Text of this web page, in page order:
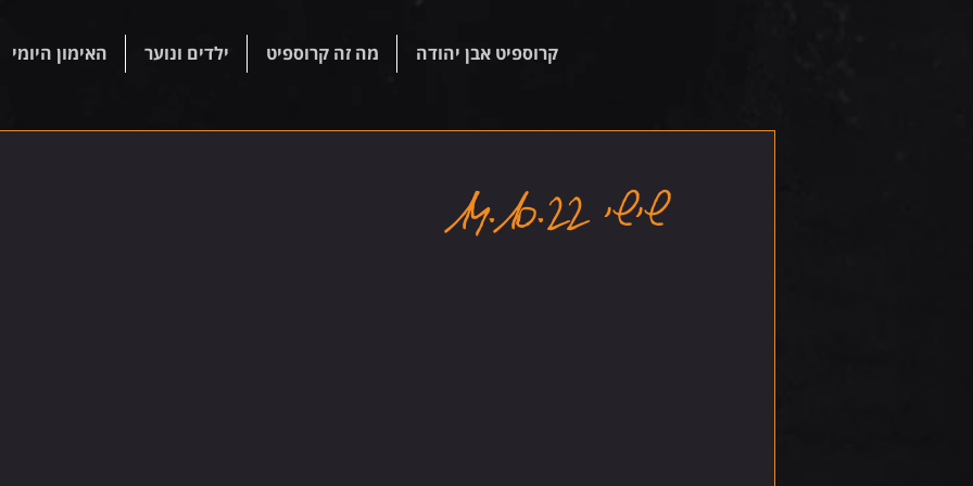
קרוספיט אבן יהודה מה זה קרוספיט ילדים ונוער האימון היומי
שישי 14.10.22